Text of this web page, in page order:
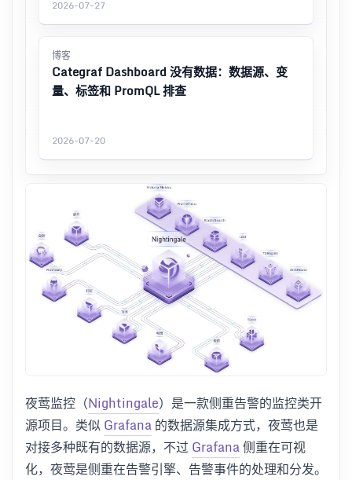
2026-07-27
博客
Categraf Dashboard 没有数据：数据源、变
量、标签和 PromQL 排查
2026-07-20
夜莺监控（Nightingale）是一款侧重告警的监控类开
源项目。类似Grafana的数据源集成方式，夜莺也是
对接多种既有的数据源，不过Grafana侧重在可视
化，夜莺是侧重在告警引擎、告警事件的处理和分发。